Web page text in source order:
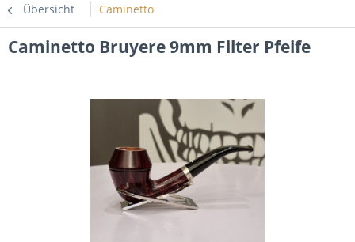
Übersicht Caminetto
Caminetto Bruyere 9mm Filter Pfeife